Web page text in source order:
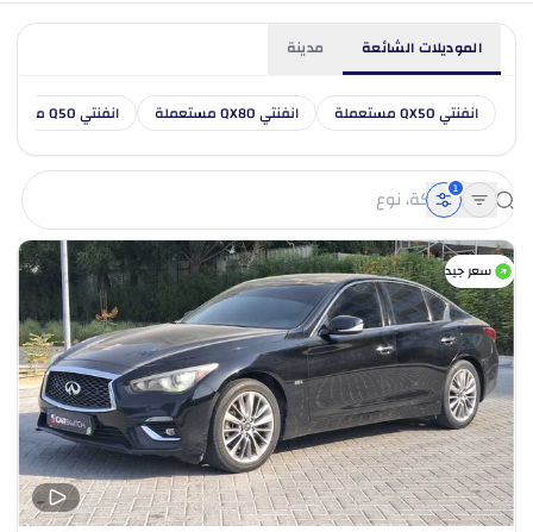
الموديلات الشائعة مدينة
انفنتي QX50 مستعملة انفنتي QX80 مستعملة انفنتي Q50 مستعملة
1
سعر جيد